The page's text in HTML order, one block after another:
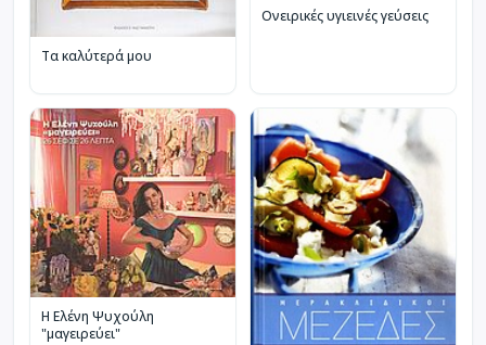
Τα καλύτερά μου
Ονειρικές υγιεινές γεύσεις
Η Ελένη Ψυχούλη
"μαγειρεύει"